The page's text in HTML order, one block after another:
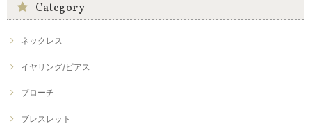
Category
ネックレス
イヤリング/ピアス
ブローチ
ブレスレット